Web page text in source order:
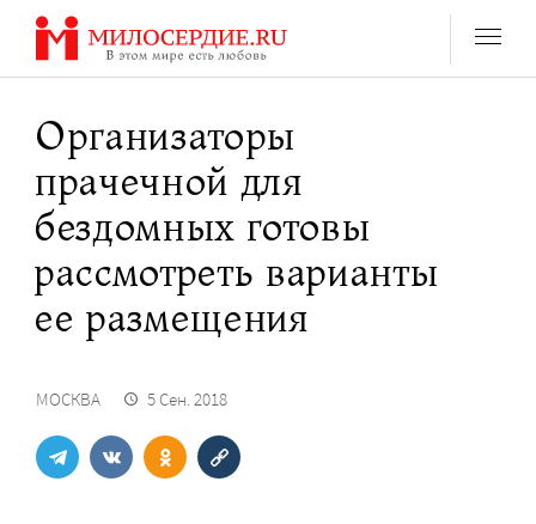
Перейти
содержанию
Организаторы
прачечной для
бездомных готовы
рассмотреть варианты
ее размещения
МОСКВА 5 Сен. 2018